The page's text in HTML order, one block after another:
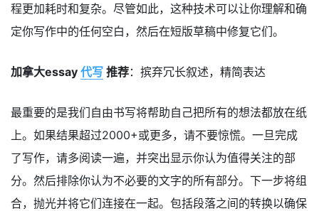
程更加耗时和复杂。尽管如此，这种技术可以让你理解和确
定你写作中的任何空白，然后在短版草稿中修复它们。
加拿大essay 代写 推荐：摈弃冗长叙述，精简表达
最重要的是我们自由书写将帮助自己把所有的想法都放在纸
上。如果结果超过2000+或更多，请不要惊慌。一旦完成
了写作，请多阅读一遍，并突出显示你认为值得关注的部
分。然后排除你认为不必要的文字的所有部分。下一步将组
合，抛光并将它们连接在一起。包括段落之间的转换以确保